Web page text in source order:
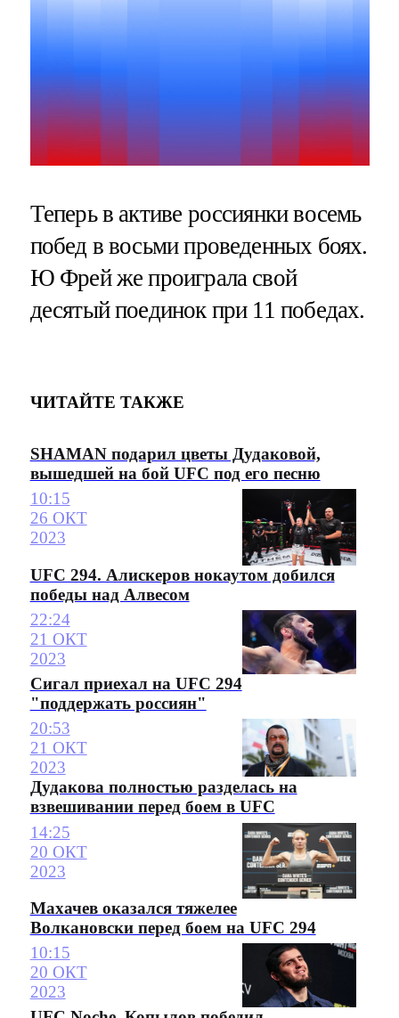
Теперь в активе россиянки восемь
побед в восьми проведенных боях.
Ю Фрей же проиграла свой
десятый поединок при 11 победах.
ЧИТАЙТЕ ТАКЖЕ
SHAMAN подарил цветы Дудаковой,
вышедшей на бой UFC под его песню
10:15
26 ОКТ
2023
UFC 294. Алискеров нокаутом добился
победы над Алвесом
22:24
21 ОКТ
2023
Сигал приехал на UFC 294
"поддержать россиян"
20:53
21 ОКТ
2023
Дудакова полностью разделась на
взвешивании перед боем в UFC
14:25
20 ОКТ
2023
Махачев оказался тяжелее
Волкановски перед боем на UFC 294
10:15
20 ОКТ
2023